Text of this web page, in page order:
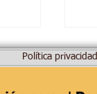
Política